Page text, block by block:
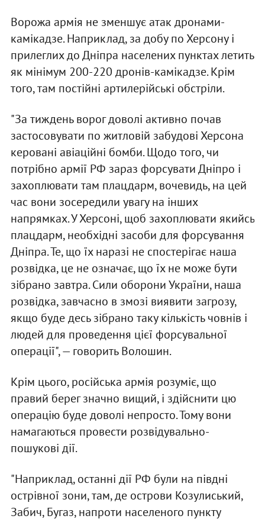
Ворожа армія не зменшує атак дронами-
камікадзе. Наприклад, за добу по Херсону і
прилеглих до Дніпра населених пунктах летить
як мінімум 200-220 дронів-камікадзе. Крім
того, там постійні артилерійські обстріли.
"За тиждень ворог доволі активно почав
застосовувати по житловій забудові Херсона
керовані авіаційні бомби. Щодо того, чи
потрібно армії РФ зараз форсувати Дніпро і
захоплювати там плацдарм, вочевидь, на цей
час вони зосередили увагу на інших
напрямках. У Херсоні, щоб захоплювати якийсь
плацдарм, необхідні засоби для форсування
Дніпра. Те, що їх наразі не спостерігає наша
розвідка, це не означає, що їх не може бути
зібрано завтра. Сили оборони України, наша
розвідка, завчасно в змозі виявити загрозу,
якщо буде десь зібрано таку кількість човнів і
людей для проведення цієї форсувальної
операції", — говорить Волошин.
Крім цього, російська армія розуміє, що
правий берег значно вищий, і здійснити цю
операцію буде доволі непросто. Тому вони
намагаються провести розвідувально-
пошукові дії.
"Наприклад, останні дії РФ були на півдні
острівної зони, там, де острови Козулиський,
Забич, Бугаз, напроти населеного пункту